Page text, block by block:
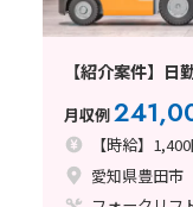
【紹介案件】
月収例
【時給】
愛知県豊田市